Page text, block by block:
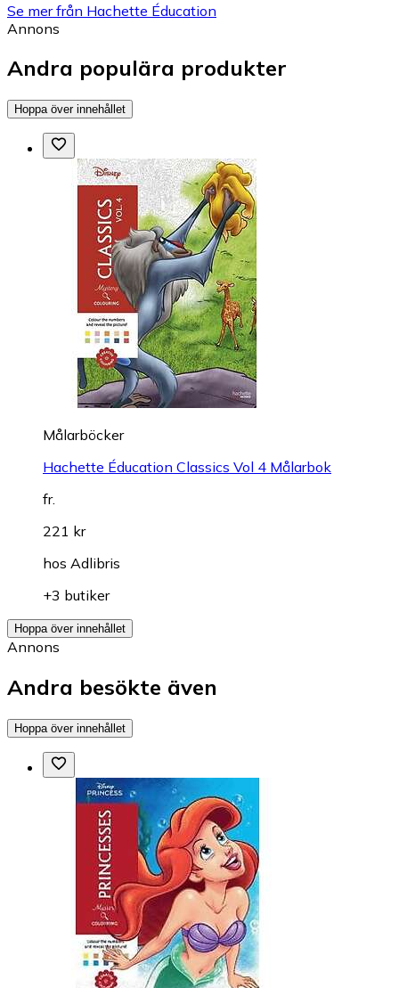
Se mer från Hachette Éducation
Annons
Andra populära produkter
Hoppa över innehållet
Målarböcker
Hachette Éducation Classics Vol 4 Målarbok
fr.
221 kr
hos Adlibris
+3 butiker
Hoppa över innehållet
Annons
Andra besökte även
Hoppa över innehållet